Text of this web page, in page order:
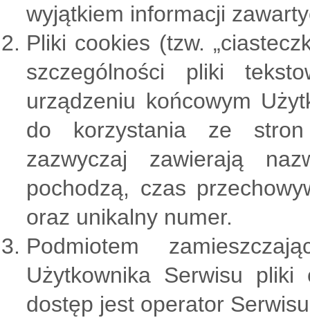
wyjątkiem informacji
Pliki cookies (tzw.
szczególności pliki
urządzeniu końcowym
do korzystania ze stron
zazwyczaj zawierają
pochodzą, czas
oraz unikalny numer.
Podmiotem
Użytkownika Serwisu
dostęp jest operator